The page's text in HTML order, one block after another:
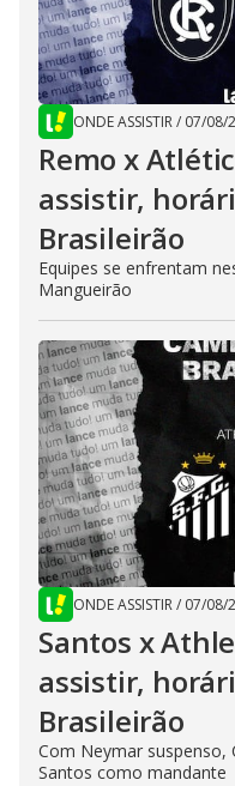
ONDE ASSISTIR/ 07/08/
Remo x
assistir,
Brasileirão
Equipes se enfrentam
Mangueirão
ONDE ASSISTIR/ 07/08/
Santos x
assistir,
Brasileirão
Com Neymar suspenso,
Santos como mandante